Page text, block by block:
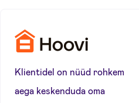
Klientidel on nüüd rohkem
aega keskenduda oma